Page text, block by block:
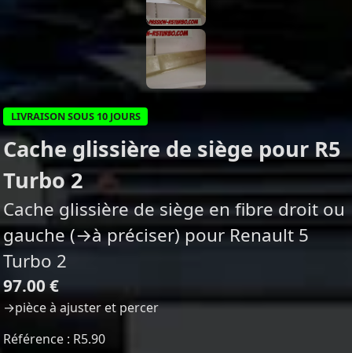
LIVRAISON SOUS 10 JOURS
Cache glissière de siège pour R5
Turbo 2
Cache glissière de siège en fibre droit ou
gauche (→à préciser) pour Renault 5
Turbo 2
97.00 €
→pièce à ajuster et percer
Référence : R5.90